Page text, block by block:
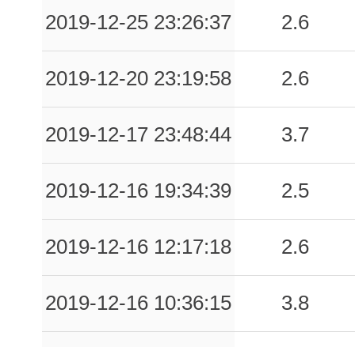
2019-12-25 23:26:37 2.6
2019-12-20 23:19:58 2.6
2019-12-17 23:48:44 3.7
2019-12-16 19:34:39 2.5
2019-12-16 12:17:18 2.6
2019-12-16 10:36:15 3.8